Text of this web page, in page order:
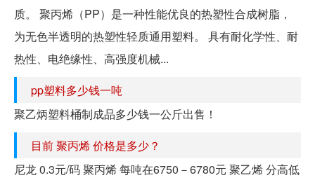
质。 聚丙烯（PP）是一种性能优良的热塑性合成树脂，
为无色半透明的热塑性轻质通用塑料。 具有耐化学性、耐
热性、电绝缘性、高强度机械...
pp塑料多少钱一吨
聚乙炳塑料桶制成品多少钱一公斤出售！
目前 聚丙烯 价格是多少？
尼龙 0.3元/码 聚丙烯 每吨在6750－6780元 聚乙烯 分高低